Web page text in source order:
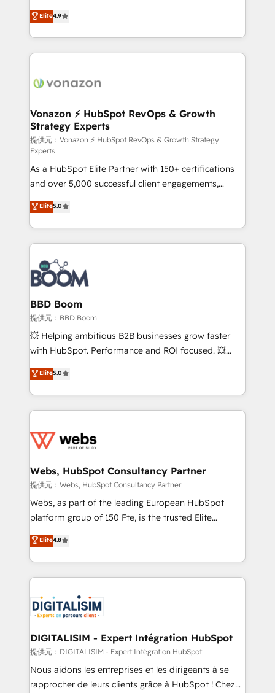
B2B à travers l’acquisition de nouveaux clients,
l'intégration CRM et le développement des revenus
auprès de vos comptes existants. En France et à
l'international, nous travaillons avec des ETI
delà d’une simple transformation digitale et des
➤ L’intégration de CRM et de méthodologie RevOps
pour aligner les équipes marketing, commerciales et
support client (data migration, synchronisation API,
audit et maintenance) ➤ La création de sites internet
de conversion qui transforment les visiteurs en
opportunités d'affaires ➤ La mise en place de
stratégies d'acquisition marketing (SEO, SEA,
inbound, automatisation marketing, ABM, IA,
emailing) Informations clés : - 10 ans d'expérience -
100+ intégrations CRM HubSpot réussies - 40
experts conseil - 150 certifications HubSpot
cumulées
Elite4.9
Vonazon ⚡ HubSpot RevOps & Growth
Strategy Experts
提供元：Vonazon ⚡ HubSpot RevOps & Growth Strategy
Experts
As a HubSpot Elite Partner with 150+ certifications
and over 5,000 successful client engagements,
Vonazon turns marketing complexity into
measurable, scalable growth. From onboarding to
enterprise-grade campaigns, our in-house team
builds scalable strategies that drive long-term
revenue. ⚙️ HubSpot Integration & Optimization •
Seamless CRM, CMS, and automation setup •
Complex platform migrations and data cleanups •
Custom APIs and third-party integrations 📈 End-to-
End Revenue Acceleration • Lifecycle marketing and
pipeline growth programs • Sales enablement tools
and CRM optimization • Retention strategies with
Execution • 750+ onboardings and 2,000+
implementations • Deep expertise across marketing,
Elite5.0
BBD Boom
提供元：BBD Boom
💥 Helping ambitious B2B businesses grow faster
with HubSpot. Performance and ROI focused. 💥
BBD Boom is the HubSpot partner that can help you
to HubSpot Better. We work with your teams to
solve all your HubSpot challenges and improve user
adoption, sales process and marketing results.
the first time 🔧 Designing and optimising your
and build using HubSpot 🔌 Integrating HubSpot
with other systems 🎓 Training your teams to be
HubSpot pros 📊 Lead generation services using
HubSpot Why us? - SIX HubSpot Accreditations -
CRM, Solutions Architecture, Onboarding , Data
Migration, Custom Integration & Platform
team of 25+ experts Contact us today to help you
get more from your investment in HubSpot.
Elite5.0
Webs, HubSpot Consultancy Partner
提供元：Webs, HubSpot Consultancy Partner
Webs, as part of the leading European HubSpot
platform group of 150 Fte, is the trusted Elite
HubSpot CRM Partner offering you a roadmap on
maximizing EBITDA and achieving Commercial
Excellence. With our targeted processes, we
strengthen your digital transformation and minimize
Implementation partner, we provide expertise to
drive your business forward. Since 2015 we are fully
dedicated to HubSpot and with an experienced
team (50+), we work with reputable companies in
B2B sectors such as manufacturing, SaaS and
business services. We prepare a customized
Elite4.8
DIGITALISIM - Expert Intégration HubSpot
提供元：DIGITALISIM - Expert Intégration HubSpot
Nous aidons les entreprises et les dirigeants à se
rapprocher de leurs clients grâce à HubSpot ! Chez